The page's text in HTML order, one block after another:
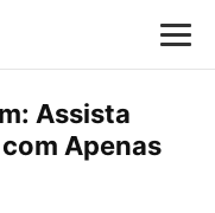
Assista
Apenas